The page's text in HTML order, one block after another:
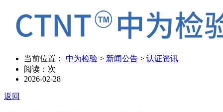
当前位置： 中为检验 > 新闻公告 > 认证资讯
阅读： 次
2026-02-28
返回